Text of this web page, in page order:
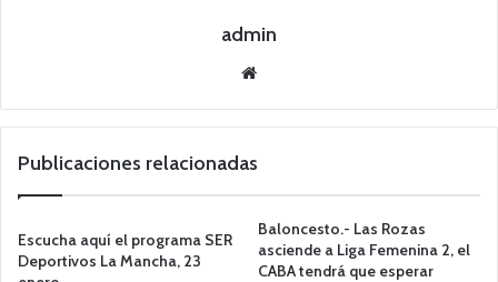
admin
we
Publicaciones relacionadas
Escucha aquí el programa SER
Deportivos La Mancha, 23
Baloncesto.- Las Rozas
asciende a Liga Femenina 2, el
CABA tendrá que esperar